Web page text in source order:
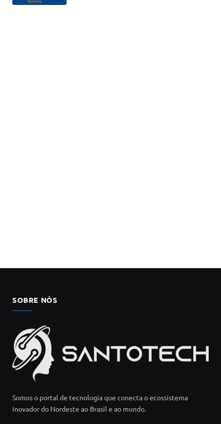
SOBRE NÓS
Somos o portal de tecnologia que conecta o ecossistema
inovador do Nordeste ao Brasil e ao mundo.